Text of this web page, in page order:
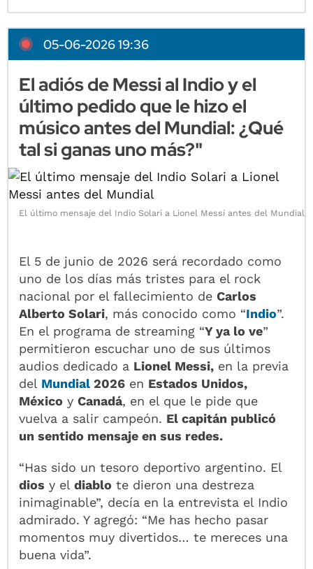
05-06-2026 19:36
El adiós de Messi al Indio y el
último pedido que le hizo el
músico antes del Mundial: ¿Qué
tal si ganas uno más?"
El último mensaje del Indio Solari a Lionel Messi antes del Mundial
El 5 de junio de 2026 será recordado como
uno de los días más tristes para el rock
nacional por el fallecimiento deCarlos
Alberto Solari, más conocido como “Indio”.
En el programa de streaming “Y ya lo ve”
permitieron escuchar uno de sus últimos
audios dedicado a Lionel Messi, en la previa
del Mundial2026 en Estados Unidos,
México yCanadá, en el que le pide que
vuelva a salir campeón. El capitán publicó
un sentido mensaje en sus redes.
“Has sido un tesoro deportivo argentino. El
dios y eldiablo te dieron una destreza
inimaginable”, decía en la entrevista el Indio
admirado. Y agregó: “Me has hecho pasar
momentos muy divertidos… te mereces una
buena vida”.